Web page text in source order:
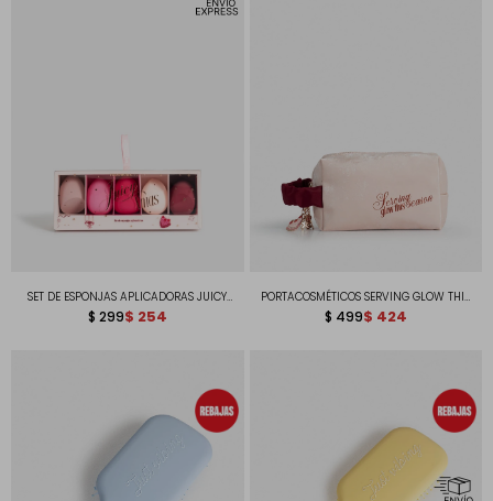
SET DE ESPONJAS APLICADORAS JUICY
XMAS
$ 299$ 254
PORTACOSMÉTICOS SERVING GLOW THIS
SEASON
$ 499$ 424